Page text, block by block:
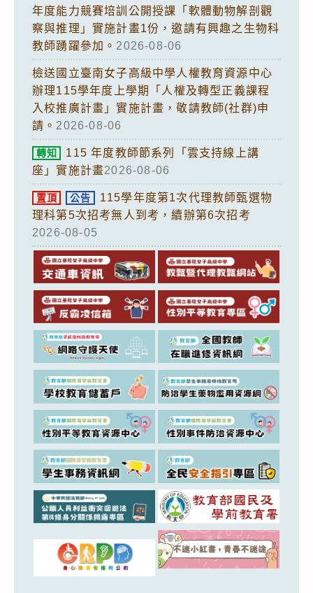
年度能力競賽培訓公開授課「軟體動物解剖觀
察與推理」實施計畫1份，邀請有興趣之生物科
教師踴躍參加。 2026-08-06
檢送國立臺南女子高級中學人權教育資源中心
辦理115學年度上學期「人權及轉型正義課程
入校推廣計畫」實施計畫，敬請教師(社群)申
請。 2026-08-06
轉知
115 年度教師節系列「雲支持線上講
座」實施計畫2026-08-06
置頂 公告
115學年度第1次代理教師甄選物
理科第5次招考無人到考，續辦第6次招考
2026-08-05